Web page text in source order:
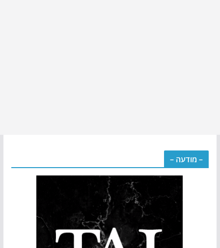
– מודעה –